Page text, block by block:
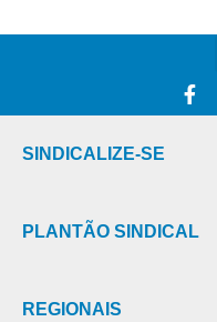
SINDICALIZE-SE
PLANTÃO SINDICAL
REGIONAIS